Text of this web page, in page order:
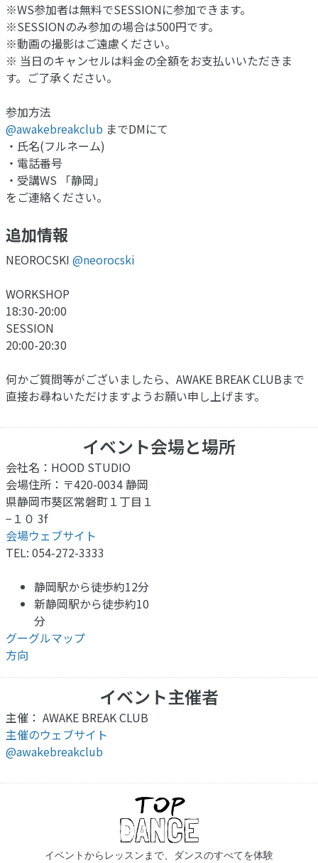
※WS参加者は無料でSESSIONに参加できます。
※SESSIONのみ参加の場合は500円です。
※動画の撮影はご遠慮ください。
※ 当日のキャンセルは料金の全額をお支払いいただきま
す。ご了承ください。
参加方法
@awakebreakclub までDMにて
・氏名(フルネーム)
・電話番号
・受講WS 「静岡」
をご連絡ください。
追加情報
NEOROCSKI @neorocski
WORKSHOP
18:30-20:00
SESSION
20:00-20:30
何かご質問等がございましたら、AWAKE BREAK CLUBまで
直接お尋ねいただけますようお願い申し上げます。
イベント会場と場所
会社名：HOOD STUDIO
会場住所：〒420-0034 静岡
県静岡市葵区常磐町１丁目１
−１０ 3f
会場ウェブサイト
TEL: 054-272-3333
静岡駅から徒歩約12分
新静岡駅から徒歩約10
分
グーグルマップ
方向
イベント主催者
主催： AWAKE BREAK CLUB
主催のウェブサイト
@awakebreakclub
イベントからレッスンまで、ダンスのすべてを体験